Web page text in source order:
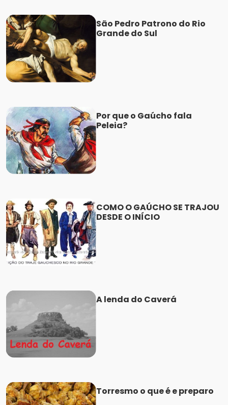
São Pedro Patrono do Rio
Grande do Sul
Por que o Gaúcho fala
Peleia?
COMO O GAÚCHO SE TRAJOU
DESDE O INÍCIO
A lenda do Caverá
Torresmo o que é e preparo